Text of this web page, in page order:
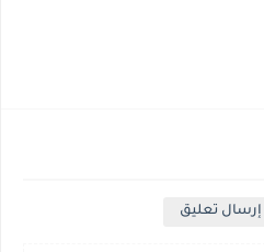
إرسال تعليق